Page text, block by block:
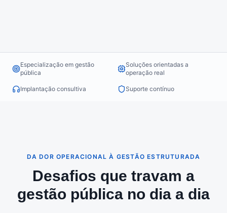
Especialização em gestão
pública
Soluções orientadas a
operação real
Implantação consultiva Suporte contínuo
DA DOR OPERACIONAL À GESTÃO ESTRUTURADA
Desafios que travam a
gestão pública no dia a dia